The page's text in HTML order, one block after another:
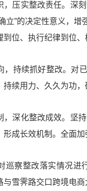
，压实整改责任。深
立”的决定性意义，增
位、执行纪律到位、
，持续抓好整改。对
续用力、久久为功，
，深化整改成效。坚
成长效机制。全面
巡察整改落实情况进
雪霁路交口跨境电商